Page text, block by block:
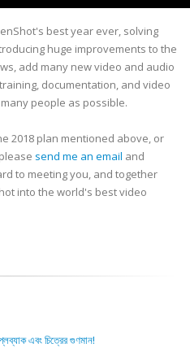
best year ever, solving
huge improvements to the
add many new video and audio
documentation, and video
people as possible.
2018 plan mentioned above, or
send me an email and
to meeting you, and together
into the world's best video
এবং চিত্রের গুণমান!